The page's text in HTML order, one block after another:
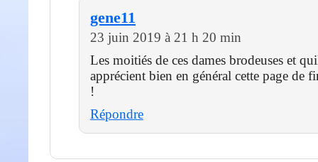
gene11
23 juin 2019 à 21 h 20 min
Les moitiés de ces dames brodeuses et
apprécient bien en général cette page de
!
Répondre